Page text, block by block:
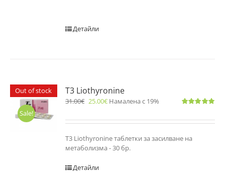
Детайли
Out of stock
Sale!
T3 Liothyronine
31.00€ 25.00€ Намалена с 19%
T3 Liothyronine таблетки за засилване на
метаболизма - 30 бр.
Детайли